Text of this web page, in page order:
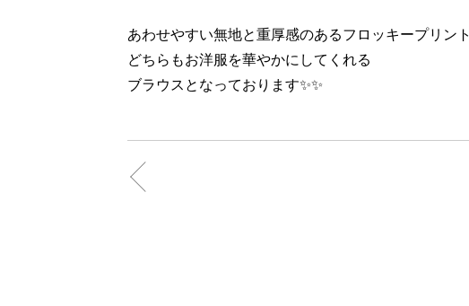
あわせやすい無地と重厚感のあるフロッキープリント
どちらもお洋服を華やかにしてくれる
ブラウスとなっております✨✨